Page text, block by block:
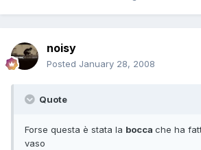
noisy
Posted January 28, 2008
Quote
Forse questa è stata la bocca che ha
vaso